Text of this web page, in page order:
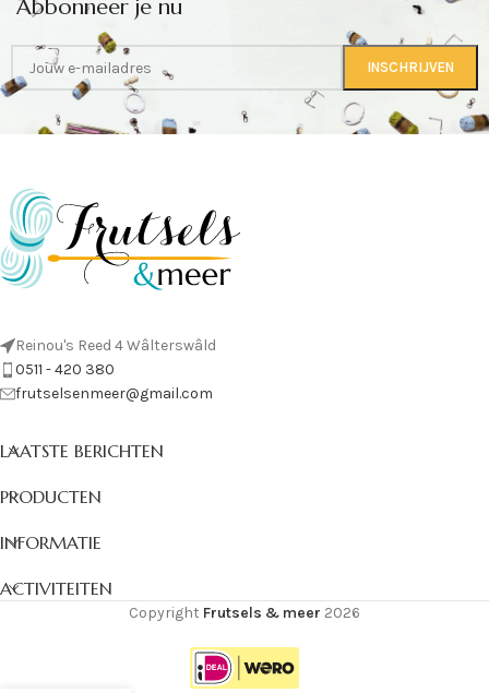
Abbonneer je nu
Reinou's Reed 4 Wâlterswâld
0511 - 420 380
frutselsenmeer@gmail.com
LAATSTE BERICHTEN
PRODUCTEN
INFORMATIE
ACTIVITEITEN
Copyright Frutsels & meer 2026